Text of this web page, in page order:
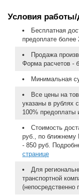
Условия работы/
Бесплатная
предоплате более
Продажа
Форма расчетов -
Минимальная
Все цены на
указаны в рублях
100% предоплаты
Стоимость
руб., по
- 850 руб.
странице
Для
транспортной
(непосредственно